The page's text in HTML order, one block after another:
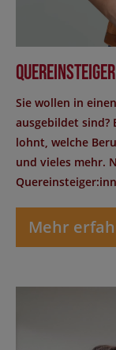
Sie wollen in
ausgebildet sind?
lohnt, welche
und vieles mehr.
Mehr